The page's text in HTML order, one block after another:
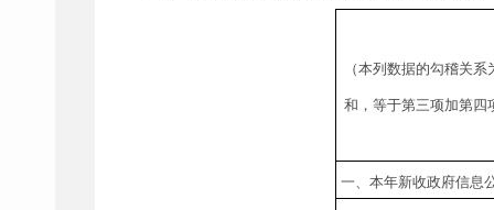
（本列数据的勾稽关
和，等于第三项加第四
一、本年新收政府信息